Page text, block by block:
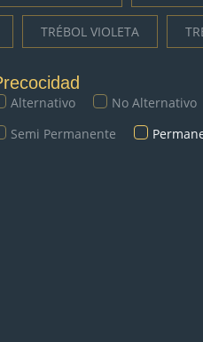
TRÉBOL VIOLETA
Alternativo
No Alternativo
Semi Permanente